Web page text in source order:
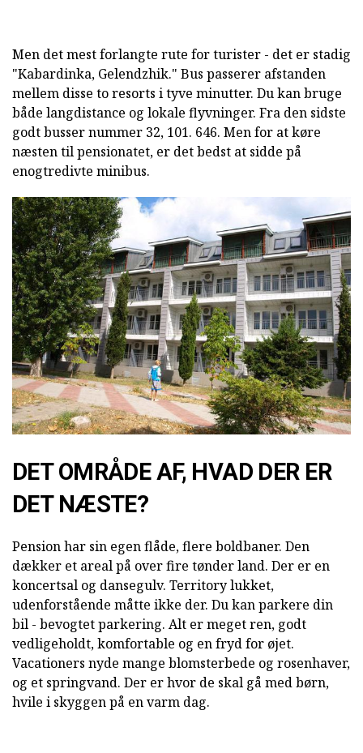
Men det mest forlangte rute for turister - det er stadig
"Kabardinka, Gelendzhik." Bus passerer afstanden
mellem disse to resorts i tyve minutter. Du kan bruge
både langdistance og lokale flyvninger. Fra den sidste
godt busser nummer 32, 101. 646. Men for at køre
næsten til pensionatet, er det bedst at sidde på
enogtredivte minibus.
DET OMRÅDE AF, HVAD DER ER
DET NÆSTE?
Pension har sin egen flåde, flere boldbaner. Den
dækker et areal på over fire tønder land. Der er en
koncertsal og dansegulv. Territory lukket,
udenforstående måtte ikke der. Du kan parkere din
bil - bevogtet parkering. Alt er meget ren, godt
vedligeholdt, komfortable og en fryd for øjet.
Vacationers nyde mange blomsterbede og rosenhaver,
og et springvand. Der er hvor de skal gå med børn,
hvile i skyggen på en varm dag.